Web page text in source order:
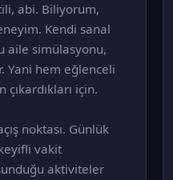
abi. Biliyorum,
Kendi sanal
aile simülasyonu,
Yani hem eğlenceli
için.
noktası. Günlük
vakit
aktiviteler